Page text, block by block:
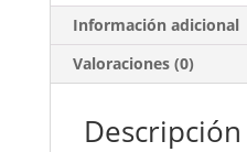
Información adicional
Valoraciones (0)
Descripción